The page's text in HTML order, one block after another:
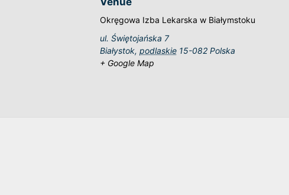
Okręgowa Izba Lekarska w Białymstoku
ul. Świętojańska 7
Białystok, podlaskie 15-082 Polska
+ Google Map